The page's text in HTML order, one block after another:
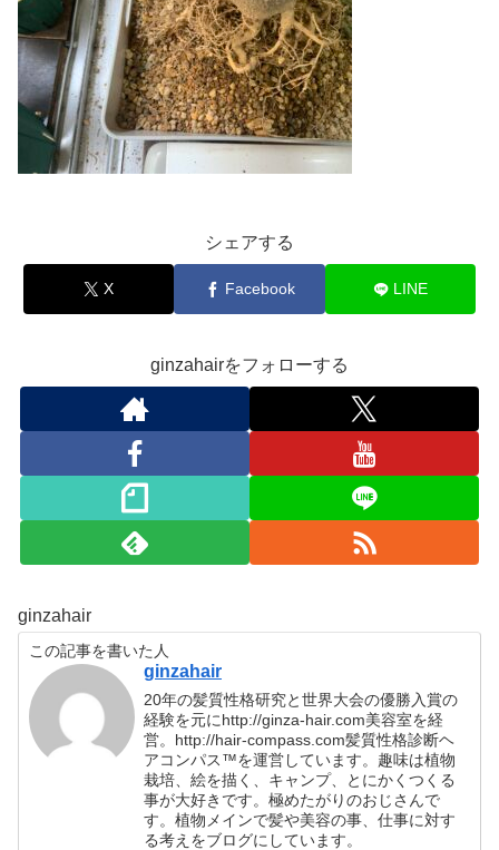
シェアする
X Facebook LINE
ginzahairをフォローする
ginzahair
この記事を書いた人
ginzahair
20年の髪質性格研究と世界大会の優勝入賞の
経験を元にhttp://ginza-hair.com美容室を経
営。http://hair-compass.com髪質性格診断ヘ
アコンパス™︎を運営しています。趣味は植物
栽培、絵を描く、キャンプ、とにかくつくる
事が大好きです。極めたがりのおじさんで
す。植物メインで髪や美容の事、仕事に対す
る考えをブログにしています。